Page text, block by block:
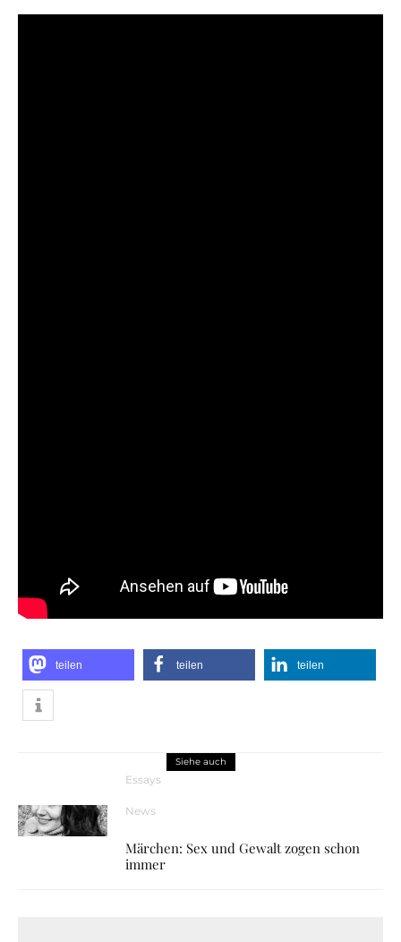
teilen teilen teilen
Siehe auch
Essays
News
Märchen: Sex und Gewalt zogen schon
immer